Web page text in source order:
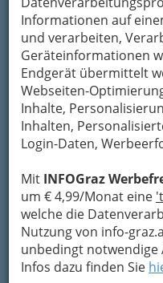
Informationen auf
und verarbeiten,
Geräteinformationen
Endgerät übermittelt
Webseiten-
Inhalte,
Inhalten,
Login-Daten,
Mit INFOGraz
um € 4,99/Monat eine
welche die
Nutzung von info-
unbedingt notwendige
Infos dazu finden Sie
GMBH weitergeleitet.
Mein Name
Meine Email Adresse
Meine Nachricht